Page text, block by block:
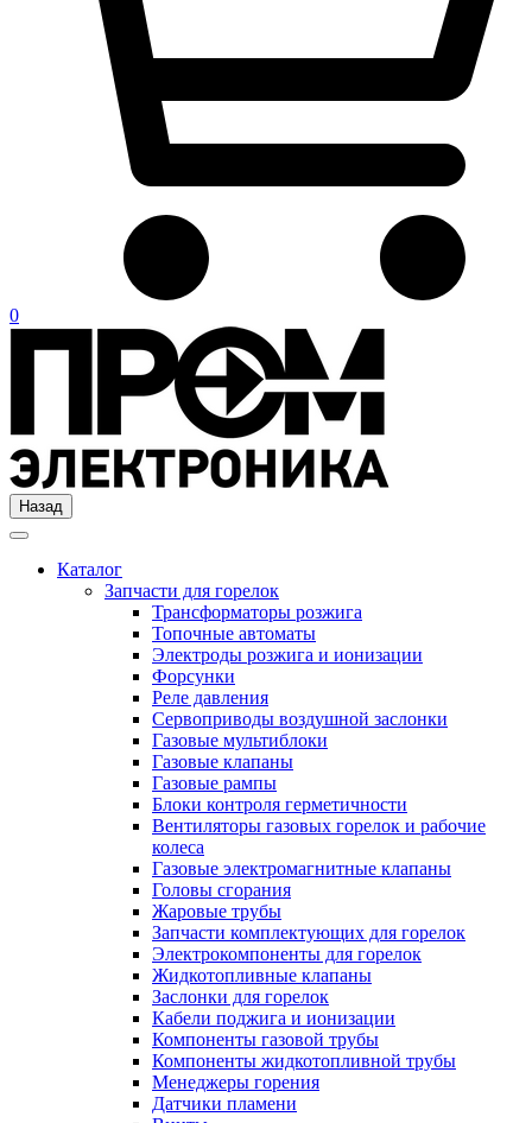
0
Назад
Каталог
Запчасти для горелок
Трансформаторы розжига
Топочные автоматы
Электроды розжига и ионизации
Форсунки
Реле давления
Сервоприводы воздушной заслонки
Газовые мультиблоки
Газовые клапаны
Газовые рампы
Блоки контроля герметичности
Вентиляторы газовых горелок и рабочие
колеса
Газовые электромагнитные клапаны
Головы сгорания
Жаровые трубы
Запчасти комплектующих для горелок
Электрокомпоненты для горелок
Жидкотопливные клапаны
Заслонки для горелок
Кабели поджига и ионизации
Компоненты газовой трубы
Компоненты жидкотопливной трубы
Менеджеры горения
Датчики пламени